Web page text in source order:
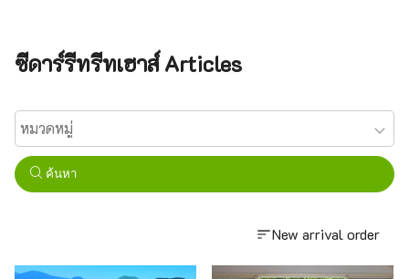
ซีดาร์รีทรีทเฮาส์ Articles
ค้นหา
New arrival order